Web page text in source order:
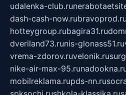
udalenka-club.ru
dash-cash-now.rubravoprod.ru
hotteygroup.rubagira31.ru
dveriland73.runis-glonass51.ru
vrema-zdorov.ruvelonik.ru
nike-air-max-95.ru
mobilreklama.rupds-nn.ru